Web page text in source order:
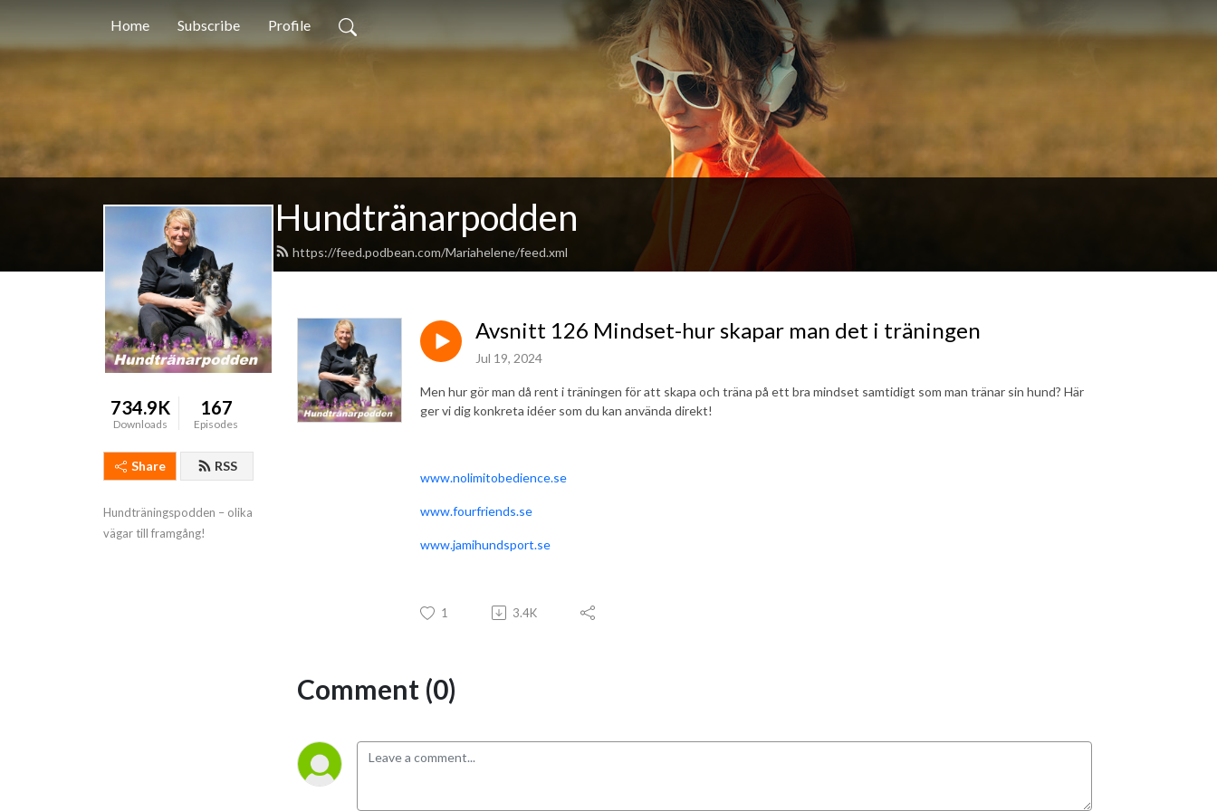
Home Subscribe Profile
Hundtränarpodden
https://feed.podbean.com/Mariahelene/feed.xml
734.9K
Downloads
167
Episodes
Share RSS
Hundträningspodden – olika
vägar till framgång!
Avsnitt 126 Mindset-hur skapar man det i träningen
Jul 19, 2024
Men hur gör man då rent i träningen för att skapa och träna på ett bra mindset samtidigt som man tränar sin hund? Här
ger vi dig konkreta idéer som du kan använda direkt!
www.nolimitobedience.se
www.fourfriends.se
www.jamihundsport.se
1 3.4K
Comment (0)